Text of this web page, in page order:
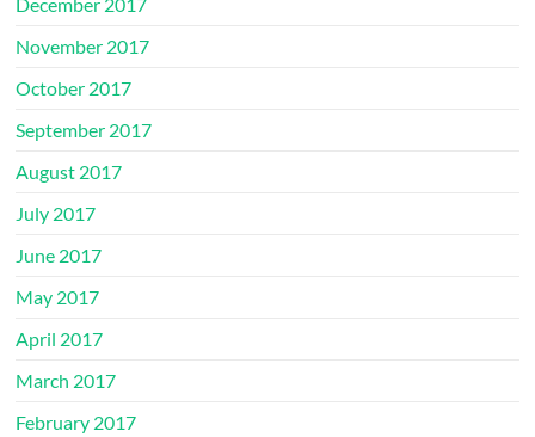
November 2017
October 2017
September 2017
August 2017
July 2017
June 2017
May 2017
April 2017
March 2017
February 2017